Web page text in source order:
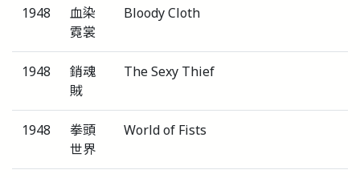
1948
血染
霓裳
Bloody Cloth
1948
銷魂
賊
The Sexy Thief
1948
拳頭
世界
World of Fists